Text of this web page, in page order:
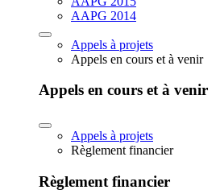
AAPG 2014
Appels à projets
Appels en cours et à venir
Appels en cours et à venir
Appels à projets
Règlement financier
Règlement financier